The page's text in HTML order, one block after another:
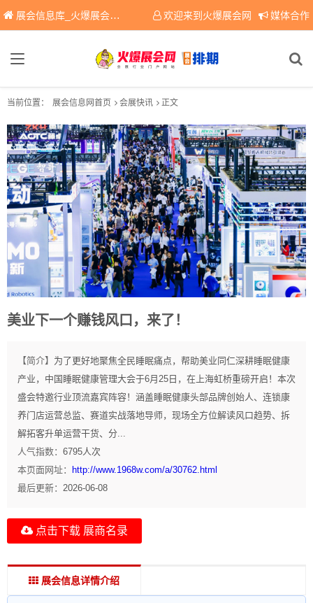
展会信息库_火爆展会网免费展会信息查询平台，提供专业会展服务！ 欢迎来到火爆展会网 媒体合作
当前位置： 展会信息网首页 会展快讯 正文
美业下一个赚钱风口，来了！
【简介】 为了更好地聚焦全民睡眠痛点，帮助美业同仁深耕睡眠健康
产业，中国睡眠健康管理大会于6月25日，在上海虹桥重磅开启！本次
盛会特邀行业顶流嘉宾阵容！涵盖睡眠健康头部品牌创始人、连锁康
养门店运营总监、赛道实战落地导师，现场全方位解读风口趋势、拆
解拓客升单运营干货、分...
人气指数： 6795人次
本页面网址：
http://www.1968w.com/a/30762.html
最后更新： 2026-06-08
点击下载 展商名录
展会信息详情介绍